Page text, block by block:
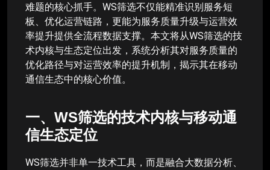
难题的核心抓手。WS筛选不仅能精准识别服务短
板、优化运营链路，更能为服务质量升级与运营效
率提升提供全流程数据支撑。本文将从WS筛选的技
术内核与生态定位出发，系统分析其对服务质量的
优化路径与对运营效率的提升机制，揭示其在移动
通信生态中的核心价值。
一、WS筛选的技术内核与移动通
信生态定位
WS筛选并非单一技术工具，而是融合大数据分析、